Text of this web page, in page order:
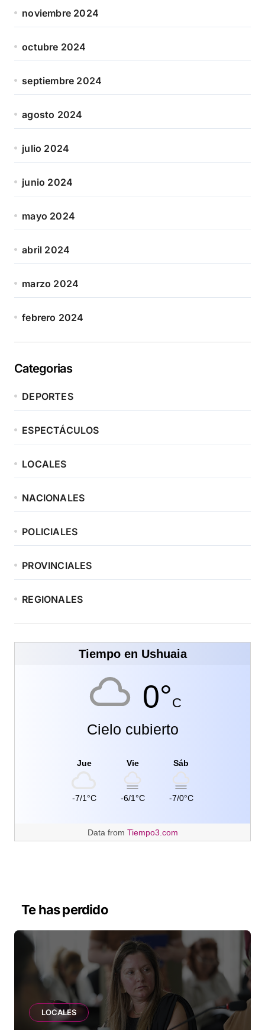
noviembre 2024
octubre 2024
septiembre 2024
agosto 2024
julio 2024
junio 2024
mayo 2024
abril 2024
marzo 2024
febrero 2024
Categorias
DEPORTES
ESPECTÁCULOS
LOCALES
NACIONALES
POLICIALES
PROVINCIALES
REGIONALES
Tiempo en Ushuaia
0°C
Cielo cubierto
Jue
-7/1°C
Vie
-6/1°C
Sáb
-7/0°C
Data from Tiempo3.com
Te has perdido
LOCALES